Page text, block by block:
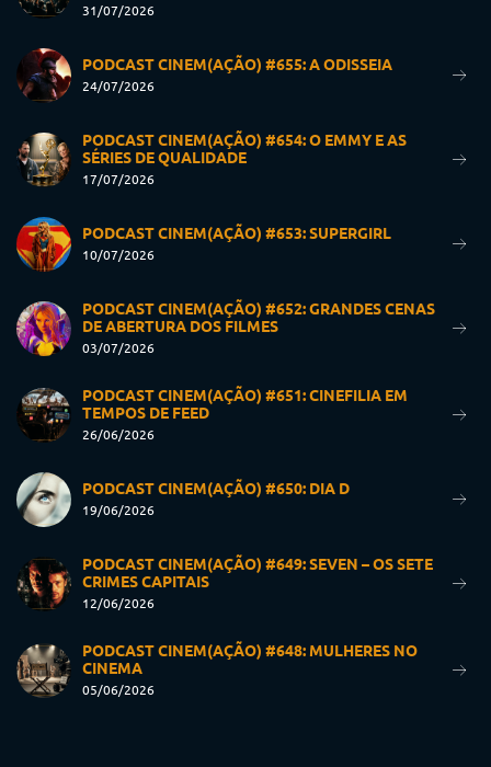
31/07/2026
PODCAST CINEM(AÇÃO) #655: A ODISSEIA
24/07/2026
PODCAST CINEM(AÇÃO) #654: O EMMY E AS
SÉRIES DE QUALIDADE
17/07/2026
PODCAST CINEM(AÇÃO) #653: SUPERGIRL
10/07/2026
PODCAST CINEM(AÇÃO) #652: GRANDES CENAS
DE ABERTURA DOS FILMES
03/07/2026
PODCAST CINEM(AÇÃO) #651: CINEFILIA EM
TEMPOS DE FEED
26/06/2026
PODCAST CINEM(AÇÃO) #650: DIA D
19/06/2026
PODCAST CINEM(AÇÃO) #649: SEVEN – OS SETE
CRIMES CAPITAIS
12/06/2026
PODCAST CINEM(AÇÃO) #648: MULHERES NO
CINEMA
05/06/2026